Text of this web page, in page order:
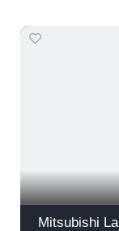
Mitsubishi